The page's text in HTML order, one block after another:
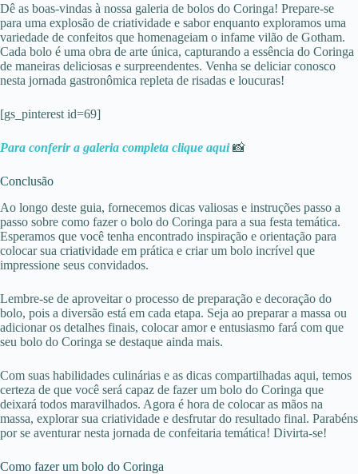
Dê as boas-vindas à nossa galeria de bolos do Coringa! Prepare-se
para uma explosão de criatividade e sabor enquanto exploramos uma
variedade de confeitos que homenageiam o infame vilão de Gotham.
Cada bolo é uma obra de arte única, capturando a essência do Coringa
de maneiras deliciosas e surpreendentes. Venha se deliciar conosco
nesta jornada gastronômica repleta de risadas e loucuras!
[gs_pinterest id=69]
Para conferir a galeria completa clique aqui📸
Conclusão
Ao longo deste guia, fornecemos dicas valiosas e instruções passo a
passo sobre como fazer o bolo do Coringa para a sua festa temática.
Esperamos que você tenha encontrado inspiração e orientação para
colocar sua criatividade em prática e criar um bolo incrível que
impressione seus convidados.
Lembre-se de aproveitar o processo de preparação e decoração do
bolo, pois a diversão está em cada etapa. Seja ao preparar a massa ou
adicionar os detalhes finais, colocar amor e entusiasmo fará com que
seu bolo do Coringa se destaque ainda mais.
Com suas habilidades culinárias e as dicas compartilhadas aqui, temos
certeza de que você será capaz de fazer um bolo do Coringa que
deixará todos maravilhados. Agora é hora de colocar as mãos na
massa, explorar sua criatividade e desfrutar do resultado final. Parabéns
por se aventurar nesta jornada de confeitaria temática! Divirta-se!
Como fazer um bolo do Coringa